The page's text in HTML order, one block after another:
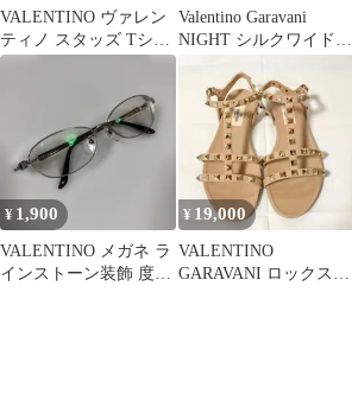
VALENTINO ヴァレン
ティノ スタッズ Tシャ
ツ 黒 XS
Valentino Garavani
NIGHT シルクワイドパ
¥ 1,900
VALENTINO メガネ ラ
インストーン装飾 度あ
¥ 19,000
VALENTINO
GARAVANI ロックスタ